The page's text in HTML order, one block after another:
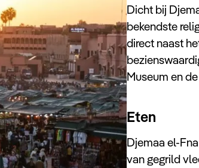
Dicht bij
bekendste
direct naast
Museum en
Eten
Djemaa el-
van gegrild